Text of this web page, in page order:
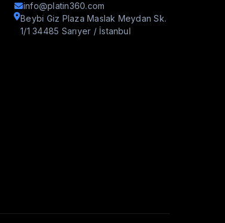
info@platin360.com
Beybi Giz Plaza Maslak Meydan Sk.
1/1 34485 Sarıyer / İstanbul